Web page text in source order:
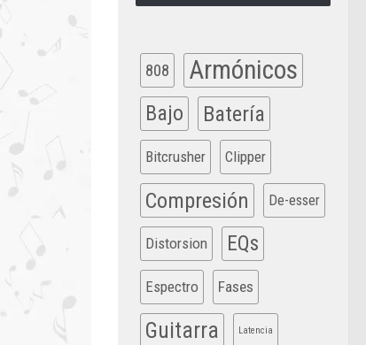
808 Armónicos
Bajo Batería
Bitcrusher Clipper
Compresión De-esser
Distorsion EQs
Espectro Fases
Guitarra Latencia